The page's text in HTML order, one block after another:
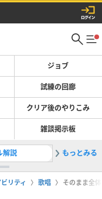
ジョブ
試練の回廊
クリア後のやりこみ
雑談掲示板
解説 2クリア
もっとみる
リティ 歌唱 そのまま全